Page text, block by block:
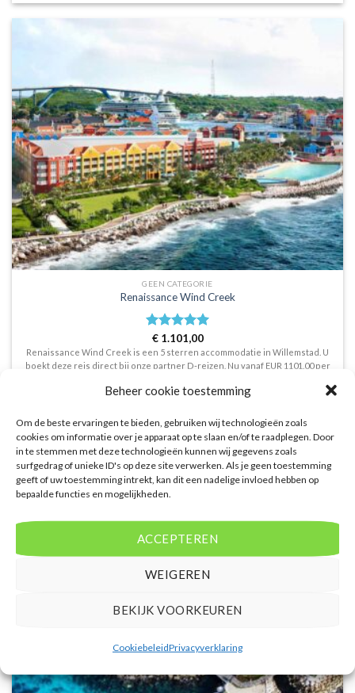
Beheer cookie toestemming
Om de beste ervaringen te bieden, gebruiken wij technologieën zoals
cookies om informatie over je apparaat op te slaan en/of te raadplegen. Door
in te stemmen met deze technologieën kunnen wij gegevens zoals
surfgedrag of unieke ID's op deze site verwerken. Als je geen toestemming
geeft of uw toestemming intrekt, kan dit een nadelige invloed hebben op
bepaalde functies en mogelijkheden.
ACCEPTEREN
WEIGEREN
BEKIJK VOORKEUREN
CookiebeleidPrivacyverklaring
GEEN CATEGORIE
Renaissance Wind Creek
Waardering
5uit 5
€1.101,00
Renaissance Wind Creek is een 5 sterren accommodatie in Willemstad. U
boekt deze reis direct bij onze partner D-reizen. Nu vanaf EUR 1101.00 per